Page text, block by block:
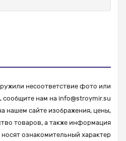
несоответствие фото или
сообщите нам на info@stroymir.su
нашем сайте изображения, цены,
товаров, а также информация
ознакомительный характер